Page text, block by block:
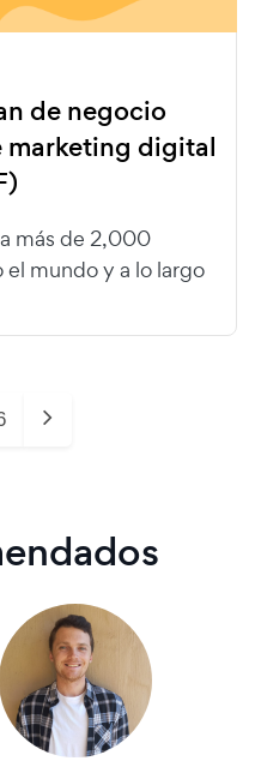
de negocio
marketing digital
más de 2,000
mundo y a lo largo